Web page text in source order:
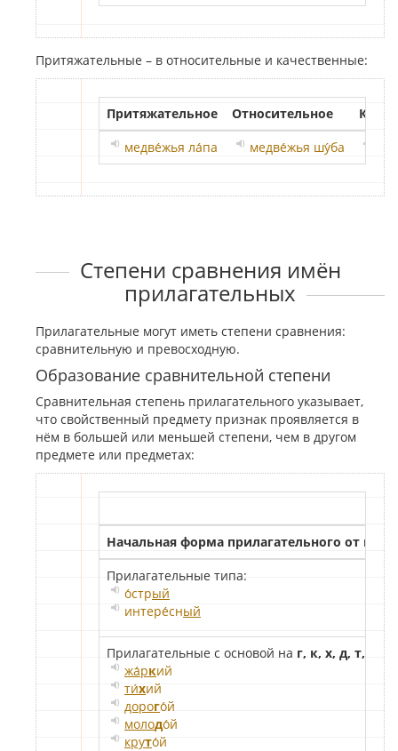
Притяжательные – в относительные и качественные:
Притяжательное Относительное
медве́жья ла́па
медве́жья шу́ба
Степени сравнения имён
прилагательных
Прилагательные могут иметь степени сравнения:
сравнительную и превосходную.
Образование сравнительной степени
Сравнительная степень прилагательного указывает,
что свойственный предмету признак проявляется в
нём в большей или меньшей степени, чем в другом
предмете или предметах:
Начальная форма прилагательного от
Прилагательные типа:
о́стрый
интере́сный
Прилагательные с основой на г, к, х, д, т, ст
.
жа́ркий
ти́хий
дорого́й
молодо́й
круто́й